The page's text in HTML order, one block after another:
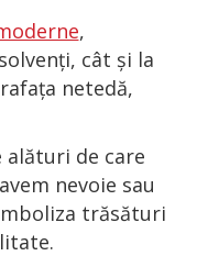
,
cât și la
netedă,
de care
nevoie sau
trăsături